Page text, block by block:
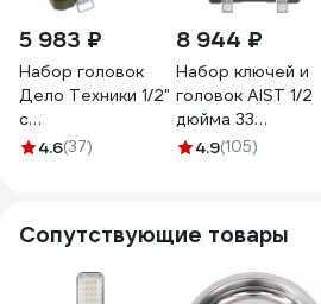
5 983 ₽
Набор головок
Дело Техники 1/2"
с
комбинированными
4.6(37)
8 944 ₽
Набор ключей и
головок AIST 1/2
дюйма 33
предмета 408133-
4.9(105)
Сопутствующие товары